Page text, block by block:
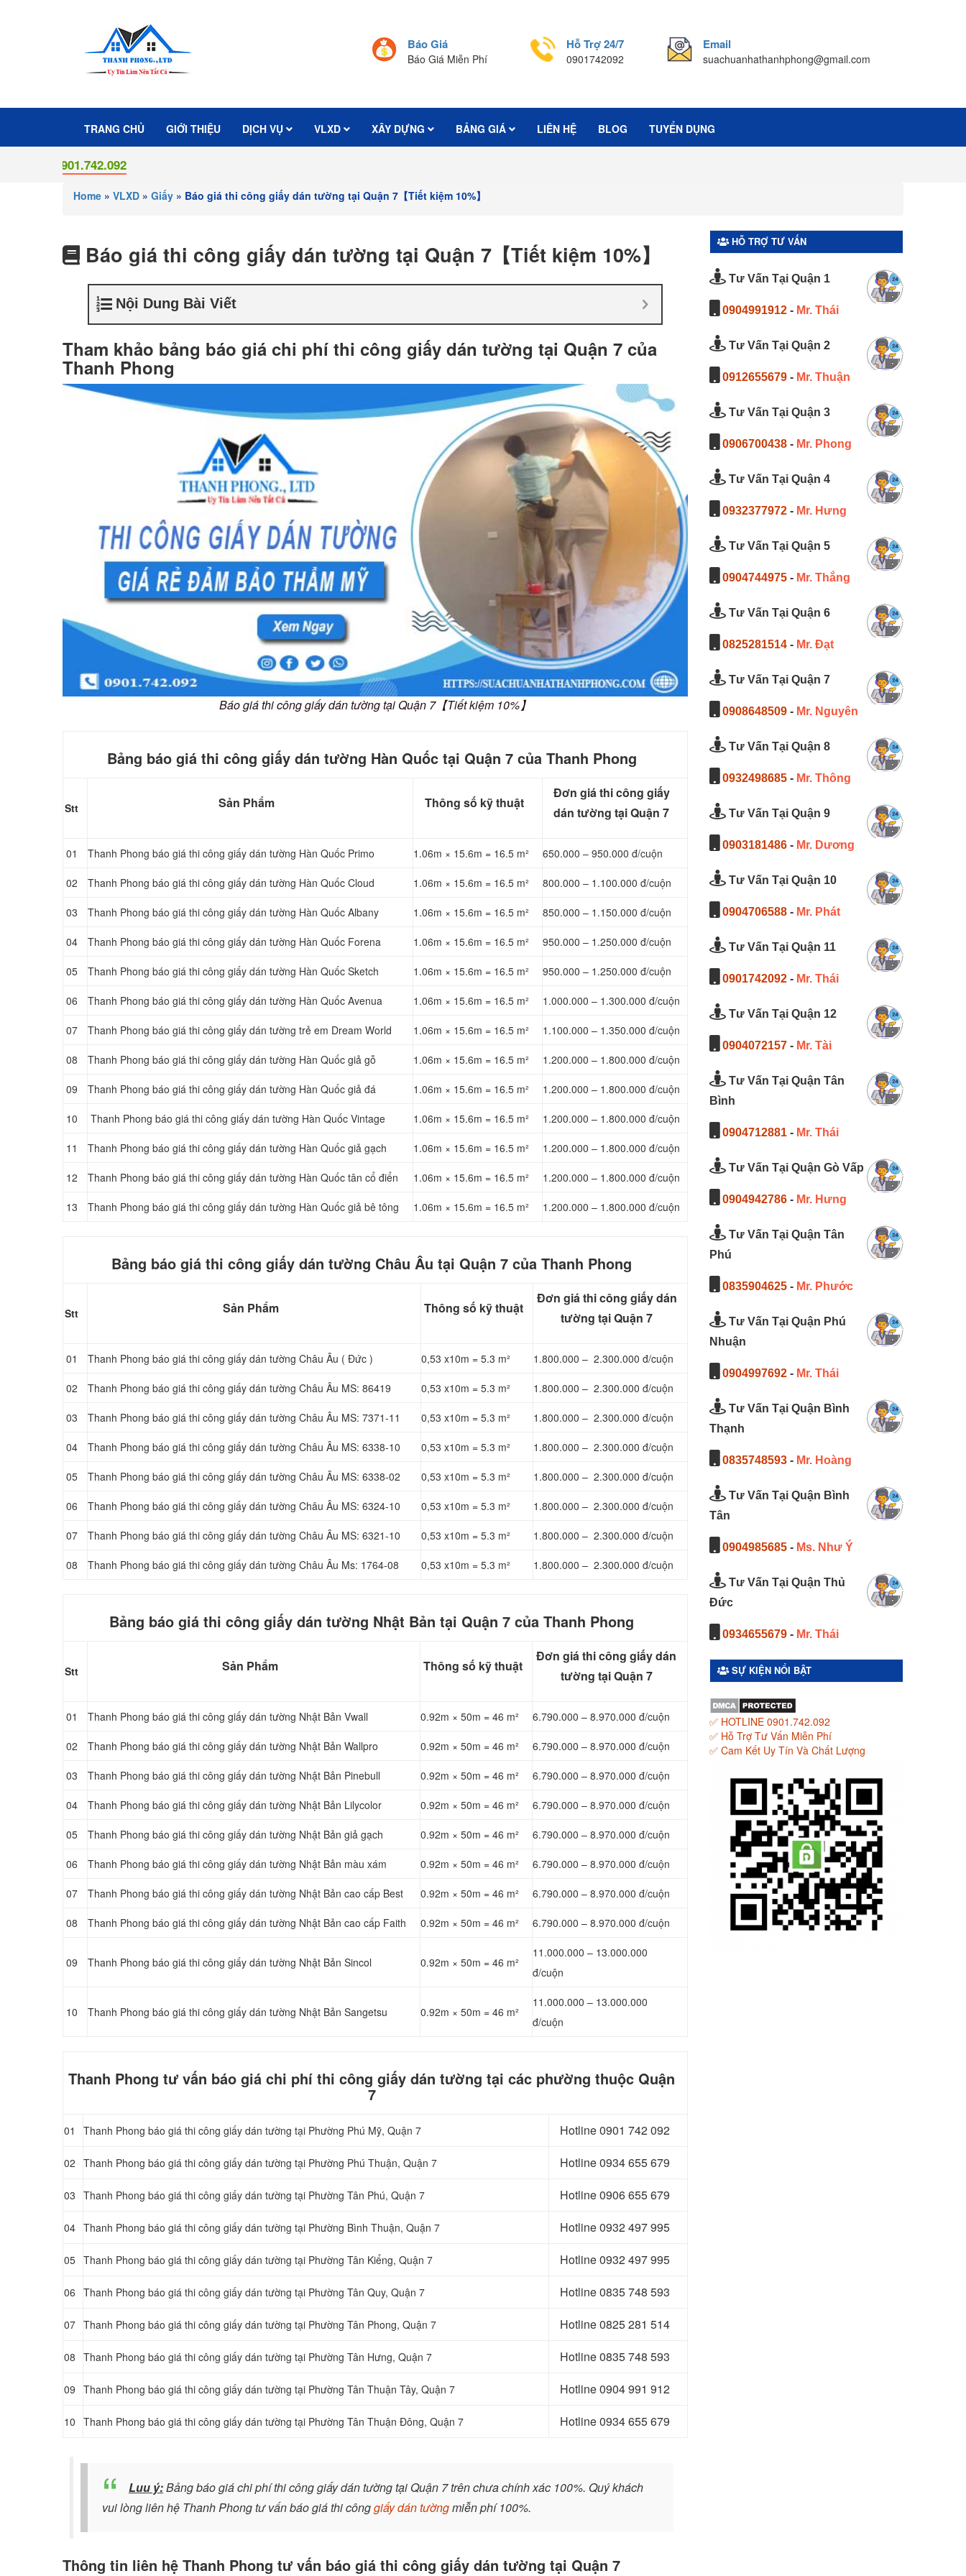
Báo Giá
Báo Giá Miễn Phí
Hỗ Trợ 24/7
0901742092
Email
suachuanhathanhphong@gmail.com
TRANG CHỦ GIỚI THIỆU DỊCH VỤ VLXD XÂY DỰNG BẢNG GIÁ LIÊN HỆ BLOG TUYỂN DỤNG
Home » VLXD » Giấy » Báo giá thi công giấy dán tường tại Quận 7【Tiết kiệm 10%】
Báo giá thi công giấy dán tường tại Quận 7【Tiết kiệm 10%】
Nội Dung Bài Viết
Tham khảo bảng báo giá chi phí thi công giấy dán tường tại Quận 7 của
Thanh Phong
Báo giá thi công giấy dán tường tại Quận 7【Tiết kiệm 10%】
Bảng báo giá thi công giấy dán tường Hàn Quốc tại Quận 7 của Thanh Phong
Stt Sản Phẩm Thông số kỹ thuật
Đơn giá thi công giấy
dán tường tại Quận 7
01 Thanh Phong báo giá thi công giấy dán tường Hàn Quốc Primo 1.06m × 15.6m = 16.5 m² 650.000 – 950.000 đ/cuộn
02 Thanh Phong báo giá thi công giấy dán tường Hàn Quốc Cloud 1.06m × 15.6m = 16.5 m² 800.000 – 1.100.000 đ/cuộn
03 Thanh Phong báo giá thi công giấy dán tường Hàn Quốc Albany 1.06m × 15.6m = 16.5 m² 850.000 – 1.150.000 đ/cuộn
04 Thanh Phong báo giá thi công giấy dán tường Hàn Quốc Forena 1.06m × 15.6m = 16.5 m² 950.000 – 1.250.000 đ/cuộn
05 Thanh Phong báo giá thi công giấy dán tường Hàn Quốc Sketch 1.06m × 15.6m = 16.5 m² 950.000 – 1.250.000 đ/cuộn
06 Thanh Phong báo giá thi công giấy dán tường Hàn Quốc Avenua 1.06m × 15.6m = 16.5 m² 1.000.000 – 1.300.000 đ/cuộn
07 Thanh Phong báo giá thi công giấy dán tường trẻ em Dream World 1.06m × 15.6m = 16.5 m² 1.100.000 – 1.350.000 đ/cuộn
08 Thanh Phong báo giá thi công giấy dán tường Hàn Quốc giả gỗ 1.06m × 15.6m = 16.5 m² 1.200.000 – 1.800.000 đ/cuộn
09 Thanh Phong báo giá thi công giấy dán tường Hàn Quốc giả đá 1.06m × 15.6m = 16.5 m² 1.200.000 – 1.800.000 đ/cuộn
10 Thanh Phong báo giá thi công giấy dán tường Hàn Quốc Vintage 1.06m × 15.6m = 16.5 m² 1.200.000 – 1.800.000 đ/cuộn
11 Thanh Phong báo giá thi công giấy dán tường Hàn Quốc giả gạch 1.06m × 15.6m = 16.5 m² 1.200.000 – 1.800.000 đ/cuộn
12 Thanh Phong báo giá thi công giấy dán tường Hàn Quốc tân cổ điển 1.06m × 15.6m = 16.5 m² 1.200.000 – 1.800.000 đ/cuộn
13 Thanh Phong báo giá thi công giấy dán tường Hàn Quốc giả bê tông 1.06m × 15.6m = 16.5 m² 1.200.000 – 1.800.000 đ/cuộn
Bảng báo giá thi công giấy dán tường Châu Âu tại Quận 7 của Thanh Phong
Stt Sản Phẩm Thông số kỹ thuật
Đơn giá thi công giấy dán
tường tại Quận 7
01 Thanh Phong báo giá thi công giấy dán tường Châu Âu ( Đức ) 0,53 x10m = 5.3 m² 1.800.000 – 2.300.000 đ/cuộn
02 Thanh Phong báo giá thi công giấy dán tường Châu Âu MS: 86419 0,53 x10m = 5.3 m² 1.800.000 – 2.300.000 đ/cuộn
03 Thanh Phong báo giá thi công giấy dán tường Châu Âu MS: 7371-11 0,53 x10m = 5.3 m² 1.800.000 – 2.300.000 đ/cuộn
04 Thanh Phong báo giá thi công giấy dán tường Châu Âu MS: 6338-10 0,53 x10m = 5.3 m² 1.800.000 – 2.300.000 đ/cuộn
05 Thanh Phong báo giá thi công giấy dán tường Châu Âu MS: 6338-02 0,53 x10m = 5.3 m² 1.800.000 – 2.300.000 đ/cuộn
06 Thanh Phong báo giá thi công giấy dán tường Châu Âu MS: 6324-10 0,53 x10m = 5.3 m² 1.800.000 – 2.300.000 đ/cuộn
07 Thanh Phong báo giá thi công giấy dán tường Châu Âu MS: 6321-10 0,53 x10m = 5.3 m² 1.800.000 – 2.300.000 đ/cuộn
08 Thanh Phong báo giá thi công giấy dán tường Châu Âu Ms: 1764-08 0,53 x10m = 5.3 m² 1.800.000 – 2.300.000 đ/cuộn
Bảng báo giá thi công giấy dán tường Nhật Bản tại Quận 7 của Thanh Phong
Stt Sản Phẩm Thông số kỹ thuật
Đơn giá thi công giấy dán
tường tại Quận 7
01 Thanh Phong báo giá thi công giấy dán tường Nhật Bản Vwall 0.92m × 50m = 46 m² 6.790.000 – 8.970.000 đ/cuộn
02 Thanh Phong báo giá thi công giấy dán tường Nhật Bản Wallpro 0.92m × 50m = 46 m² 6.790.000 – 8.970.000 đ/cuộn
03 Thanh Phong báo giá thi công giấy dán tường Nhật Bản Pinebull 0.92m × 50m = 46 m² 6.790.000 – 8.970.000 đ/cuộn
04 Thanh Phong báo giá thi công giấy dán tường Nhật Bản Lilycolor 0.92m × 50m = 46 m² 6.790.000 – 8.970.000 đ/cuộn
05 Thanh Phong báo giá thi công giấy dán tường Nhật Bản giả gạch 0.92m × 50m = 46 m² 6.790.000 – 8.970.000 đ/cuộn
06 Thanh Phong báo giá thi công giấy dán tường Nhật Bản màu xám 0.92m × 50m = 46 m² 6.790.000 – 8.970.000 đ/cuộn
07 Thanh Phong báo giá thi công giấy dán tường Nhật Bản cao cấp Best 0.92m × 50m = 46 m² 6.790.000 – 8.970.000 đ/cuộn
08 Thanh Phong báo giá thi công giấy dán tường Nhật Bản cao cấp Faith 0.92m × 50m = 46 m² 6.790.000 – 8.970.000 đ/cuộn
09 Thanh Phong báo giá thi công giấy dán tường Nhật Bản Sincol 0.92m × 50m = 46 m²
11.000.000 – 13.000.000
đ/cuộn
10 Thanh Phong báo giá thi công giấy dán tường Nhật Bản Sangetsu 0.92m × 50m = 46 m²
11.000.000 – 13.000.000
đ/cuộn
Thanh Phong tư vấn báo giá chi phí thi công giấy dán tường tại các phường thuộc Quận
7
01 Thanh Phong báo giá thi công giấy dán tường tại Phường Phú Mỹ, Quận 7 Hotline0901 742 092
02 Thanh Phong báo giá thi công giấy dán tường tại Phường Phú Thuận, Quận 7 Hotline0934 655 679
03 Thanh Phong báo giá thi công giấy dán tường tại Phường Tân Phú, Quận 7 Hotline0906 655 679
04 Thanh Phong báo giá thi công giấy dán tường tại Phường Bình Thuận, Quận 7 Hotline0932 497 995
05 Thanh Phong báo giá thi công giấy dán tường tại Phường Tân Kiểng, Quận 7 Hotline0932 497 995
06 Thanh Phong báo giá thi công giấy dán tường tại Phường Tân Quy, Quận 7 Hotline0835 748 593
07 Thanh Phong báo giá thi công giấy dán tường tại Phường Tân Phong, Quận 7 Hotline0825 281 514
08 Thanh Phong báo giá thi công giấy dán tường tại Phường Tân Hưng, Quận 7 Hotline0835 748 593
09 Thanh Phong báo giá thi công giấy dán tường tại Phường Tân Thuận Tây, Quận 7 Hotline0904 991 912
10 Thanh Phong báo giá thi công giấy dán tường tại Phường Tân Thuận Đông, Quận 7 Hotline 0934 655 679
Luu ý:Bảng báo giá chi phí thi công giấy dán tường tại Quận 7 trên chưa chính xác 100%. Quý khách
vui lòng liên hệ Thanh Phong tư vấn báo giá thi cônggiấy dán tườngmiễn phí 100%.
Thông tin liên hệ Thanh Phong tư vấn báo giá thi công giấy dán tường tại Quận 7
HỖ TRỢ TƯ VẤN
Tư Vấn Tại Quận 1
0904991912 - Mr. Thái
Tư Vấn Tại Quận 2
0912655679 - Mr. Thuận
Tư Vấn Tại Quận 3
0906700438 - Mr. Phong
Tư Vấn Tại Quận 4
0932377972 - Mr. Hưng
Tư Vấn Tại Quận 5
0904744975 - Mr. Thắng
Tư Vấn Tại Quận 6
0825281514 - Mr. Đạt
Tư Vấn Tại Quận 7
0908648509 - Mr. Nguyên
Tư Vấn Tại Quận 8
0932498685 - Mr. Thông
Tư Vấn Tại Quận 9
0903181486 - Mr. Dương
Tư Vấn Tại Quận 10
0904706588 - Mr. Phát
Tư Vấn Tại Quận 11
0901742092 - Mr. Thái
Tư Vấn Tại Quận 12
0904072157 - Mr. Tài
Tư Vấn Tại Quận Tân
Bình
0904712881 - Mr. Thái
Tư Vấn Tại Quận Gò Vấp
0904942786 - Mr. Hưng
Tư Vấn Tại Quận Tân
Phú
0835904625 - Mr. Phước
Tư Vấn Tại Quận Phú
Nhuận
0904997692 - Mr. Thái
Tư Vấn Tại Quận Bình
Thạnh
0835748593 - Mr. Hoàng
Tư Vấn Tại Quận Bình
Tân
0904985685 - Ms. Như Ý
Tư Vấn Tại Quận Thủ
Đức
0934655679 - Mr. Thái
SỰ KIỆN NỔI BẬT
✅ HOTLINE 0901.742.092
✅ Hỗ Trợ Tư Vấn Miễn Phí
✅ Cam Kết Uy Tín Và Chất Lượng